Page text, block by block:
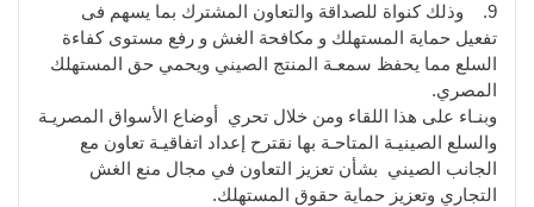
9. وذلك كنواة للصداقة والتعاون المشترك بما يسهم فى
تفعيل حماية المستهلك و مكافحة الغش و رفع مستوى كفاءة
السلع مما يحفظ سمعـة المنتج الصيني ويحمي حق المستهلك
المصري.
وبنـاء على هذا اللقاء ومن خلال تحري أوضاع الأسواق المصريـة
والسلع الصينيـة المتاحـة بها نقترح إعداد اتفاقيـة تعاون مع
الجانب الصيني بشأن تعزيز التعاون في مجال منع الغش
التجاري وتعزيز حماية حقوق المستهلك.